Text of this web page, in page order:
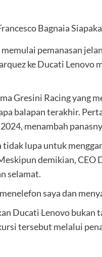
pemanasan
ke Ducati
Gresini Racing yang
balapan terakhir.
menambah
lupa untuk
demikian,
selamat.
saya dan
Ducati Lenovo
tersebut melalui